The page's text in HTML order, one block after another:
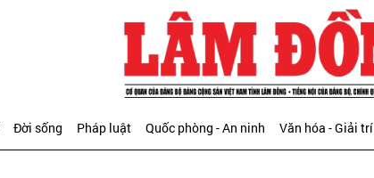
Đời sống Pháp luật Quốc phòng - An ninh Văn hóa - Giải trí